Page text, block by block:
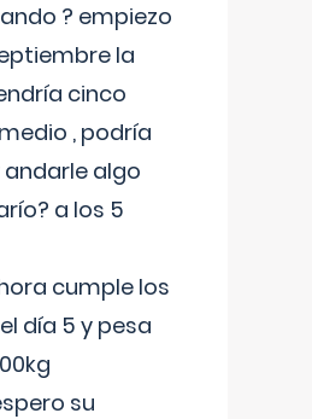
? empiezo
la
cinco
, podría
algo
a los 5
cumple los
día 5 y pesa
su